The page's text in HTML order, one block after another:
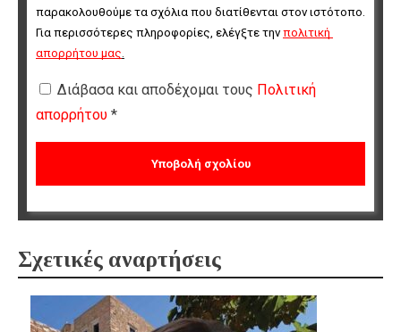
παρακολουθούμε τα σχόλια που διατίθενται στον ιστότοπο.
Για περισσότερες πληροφορίες, ελέγξτε την πολιτική
απορρήτου μας.
Διάβασα και αποδέχομαι τους Πολιτική
απορρήτου *
Σχετικές αναρτήσεις